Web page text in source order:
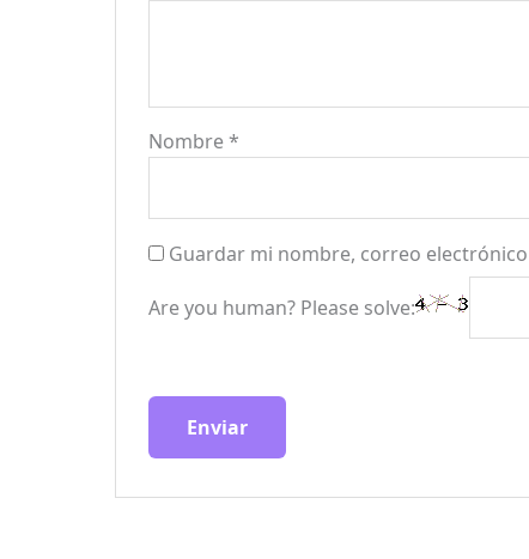
Nombre*
Guardar mi nombre, correo
Are you human? Please solve: